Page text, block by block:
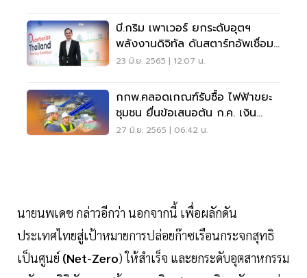
บี.กริม เพาเวอร์ ยกระดับอุตฯ
พลังงานดิจิทัล ดันสตาร์ทอัพเชื่อม
ระบบนิเวศ
23 มิ.ย. 2565 | 12:07 น.
กกพ.คลอดเกณฑ์รับซื้อ ไฟฟ้าขยะ
ชุมชน ยื่นข้อเสนอต้น ก.ค. เงิน
สะพัด 5 หมื่นล้าน
27 มิ.ย. 2565 | 06:42 น.
นายนพเดช กล่าวอีกว่า นอกจากนี้ เพื่อผลักดัน
ประเทศไทยสู่เป้าหมายการปล่อยก๊าซเรือนกระจกสุทธิ
เป็นศูนย์ (Net-Zero) ให้สำเร็จ และยกระดับอุตสาหกรรม